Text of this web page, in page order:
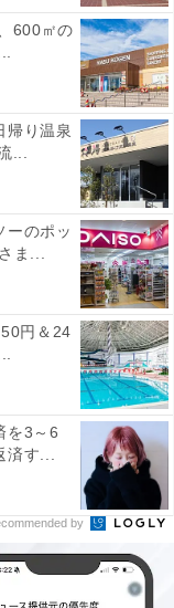
600㎡の
帰り温泉
...
ーのポッ
ま...
円＆24
を3～6
済す...
by